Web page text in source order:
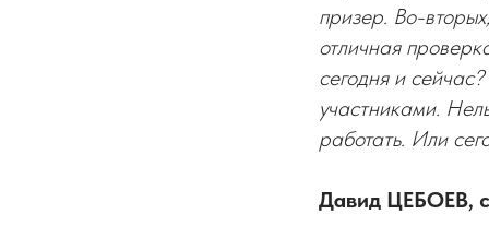
призер. Во-
отличная
сегодня и
участниками.
работать. Или
Давид ЦЕБОЕВ,